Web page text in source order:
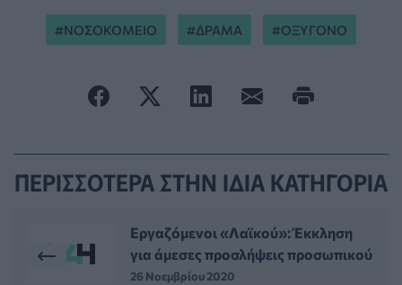
ΝΟΣΟΚΟΜΕΙΟ ΔΡΑΜΑ ΟΞΥΓΟΝΟ
ΠΕΡΙΣΣΟΤΕΡΑ ΣΤΗΝ ΙΔΙΑ ΚΑΤΗΓΟΡΙΑ
Εργαζόμενοι «Λαϊκού»: Έκκληση
για άμεσες προσλήψεις προσωπικού
26 Νοεμβρίου 2020